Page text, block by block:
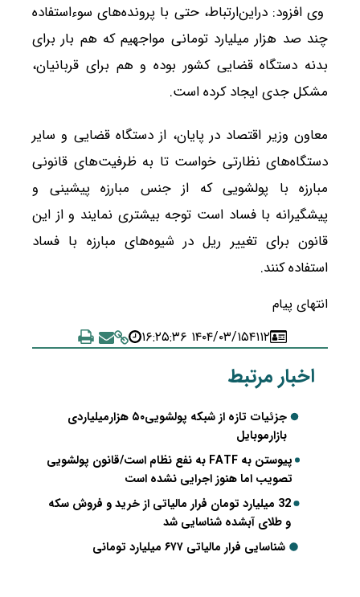
وی افزود: دراین‌ارتباط، حتی با پرونده‌های سوءاستفاده
چند صد هزار میلیارد تومانی مواجهیم که هم ‌بار برای
بدنه دستگاه قضایی کشور بوده و هم برای قربانیان،
مشکل‌ جدی ایجاد کرده است.
معاون وزیر اقتصاد در پایان، از دستگاه قضایی و سایر
دستگاه‌های نظارتی خواست تا به ظرفیت‌های قانونی
مبارزه با پولشویی که از جنس مبارزه پیشینی و
پیشگیرانه با فساد است توجه بیشتری نمایند و از این
قانون برای تغییر ریل در شیوه‌های مبارزه با فساد
استفاده کنند.
انتهای پیام
۴۱۱۲۱۴۰۴/۰۳/۱۵ ۱۶:۲۵:۳۶
اخبار مرتبط
جزئیات تازه از شبکه پولشویی۵۰ هزارمیلیاردی
بازارموبایل
پیوستن به FATF به نفع نظام است/قانون پولشویی
تصویب اما هنوز اجرایی نشده است
32 میلیارد تومان فرار مالیاتی از خرید و فروش سکه
و طلای آبشده شناسایی شد
شناسایی فرار مالیاتی ۶۷۷ میلیارد تومانی